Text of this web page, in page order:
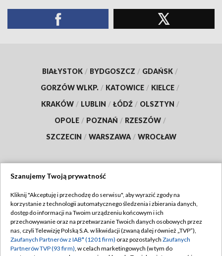
BIAŁYSTOK / BYDGOSZCZ / GDAŃSK /
GORZÓW WLKP. / KATOWICE / KIELCE /
KRAKÓW / LUBLIN / ŁÓDŹ / OLSZTYN /
OPOLE / POZNAŃ / RZESZÓW /
SZCZECIN / WARSZAWA / WROCŁAW
TVP
Abonament TVP
Emisja w TVP
Centrum informacji TVP
Regulamin TVP
Polityka prywatności
Szanujemy Twoją prywatność
Kliknij "Akceptuję i przechodzę do serwisu", aby wyrazić zgody na
korzystanie z technologii automatycznego śledzenia i zbierania danych,
dostęp do informacji na Twoim urządzeniu końcowym i ich
przechowywanie oraz na przetwarzanie Twoich danych osobowych przez
nas, czyli Telewizję Polską S.A. w likwidacji (zwaną dalej również „TVP”),
Zaufanych Partnerów z IAB* (1201 firm) oraz pozostałych Zaufanych
Partnerów TVP (93 firm), w celach marketingowych (w tym do